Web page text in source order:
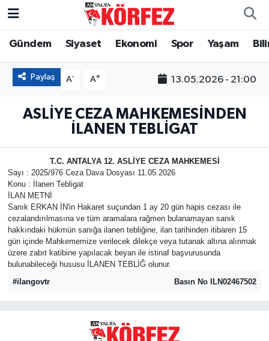
Gündem Siyaset Ekonomi Spor Yaşam
Paylaş A- A+ 13.05.2026 - 21:00
ASLİYE CEZA MAHKEMESİNDEN
İLANEN TEBLİGAT
T.C. ANTALYA 12. ASLİYE CEZA MAHKEMESİ
Sayı : 2025/976 Ceza Dava Dosyası 11.05.2026
Konu : İlanen Tebligat
İLAN METNİ
Sanık ERKAN İN'in Hakaret suçundan 1 ay 20 gün hapis cezası ile
cezalandırılmasına ve tüm aramalara rağmen bulanamayan sanık
hakkındaki hükmün sanığa ilanen tebliğine, ilan tarihinden itibaren 15
gün içinde Mahkememize verilecek dilekçe veya tutanak altına alınmak
üzere zabıt katibine yapılacak beyan ile istinaf başvurusunda
bulunabileceği hususu İLANEN TEBLİĞ olunur.
#ilangovtr
Basın No ILN02467502
Gündem
Siyaset
Yerel Yönetim
Spor
Yaşam
Asayiş
Dünya
Nöbetçi Eczaneler
Hava Durumu
Trafik Durumu
Tüm Manşetler
Son Dakika Haberleri
Haber Arşivi